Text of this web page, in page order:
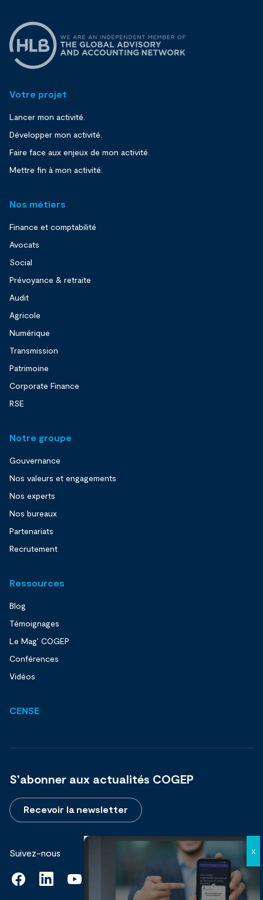
Votre projet
Lancer mon activité.
Développer mon activité.
Faire face aux enjeux de mon activité.
Mettre fin à mon activité.
Nos métiers
Finance et comptabilité
Avocats
Social
Prévoyance & retraite
Audit
Agricole
Numérique
Transmission
Patrimoine
Corporate Finance
RSE
Notre groupe
Gouvernance
Nos valeurs et engagements
Nos experts
Nos bureaux
Partenariats
Recrutement
Ressources
Blog
Témoignages
Le Mag’ COGEP
Conférences
Vidéos
CENSE
S’abonner aux actualités COGEP
Recevoir la newsletter
Suivez-nous